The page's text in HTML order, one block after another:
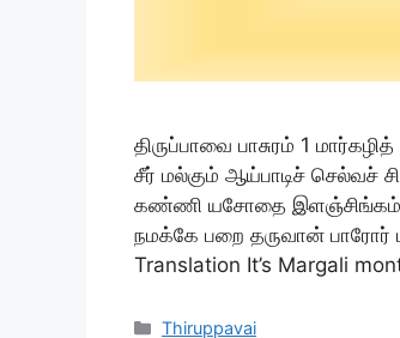
திருப்பாவை பாசுரம் 1
சீர் மல்கும் ஆய்பாடிச் செல்வச்
கண்ணி யசோதை இளஞ்சிங்கம்
நமக்கே பறை தருவான் பாரோர்
Translation It’s Margali
Categories
Thiruppavai